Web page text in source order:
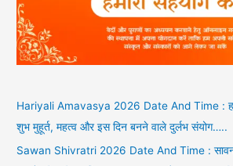
Hariyali Amavasya 2026 Date And Time :
शुभ मुहूर्त, महत्व और इस दिन बनने वाले दुर्लभ संयोग…..
Sawan Shivratri 2026 Date And Time : सावन